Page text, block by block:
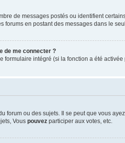
de messages postés ou identifient
forums en postant des messages dans le
de me connecter ?
intégré (si la fonction a été
ou des sujets. Il se peut que vous
Vous pouvez participer aux votes, etc.